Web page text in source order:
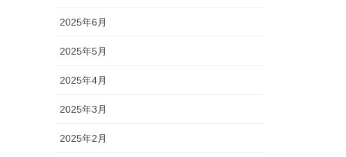
2025年6月
2025年5月
2025年4月
2025年3月
2025年2月